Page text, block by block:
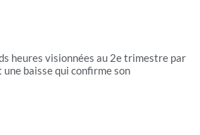
heures visionnées au 2e trimestre par
une baisse qui confirme son